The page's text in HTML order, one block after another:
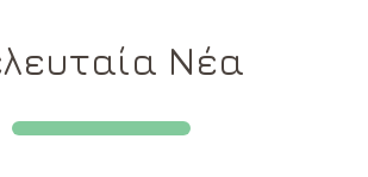
Νέα